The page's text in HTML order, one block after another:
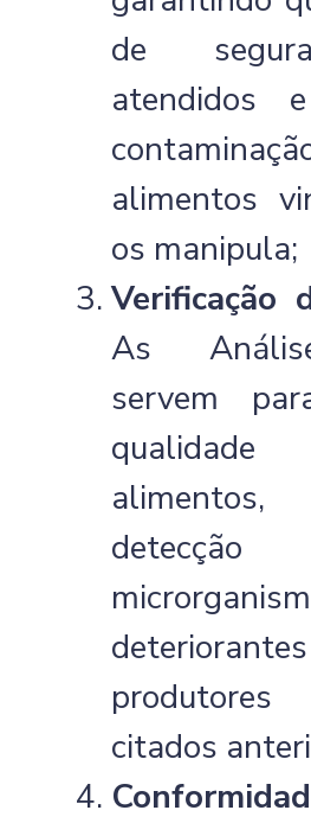
de
atendidos
alimentos
os manipula;
Verificação
As
servem
citados